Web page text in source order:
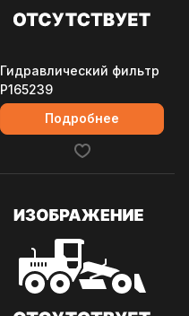
Гидравлический фильтр
P165239
Подробнее